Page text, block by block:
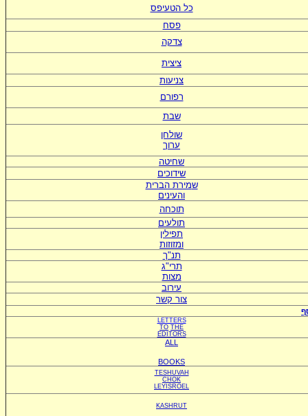
כל הטעיפס
פסח
צדקה
ציצית
צניעות
רפורם
שבת
שולחן
ערוך
שחיטה
שידוכים
שמירת הברית
והעינים
תוכחה
תולעים
תפילין
ומזוזות
תנ"ך
תרי"ג
מצות
עירוב
צור קשר
LETTERS
TO THE
EDITORS
ALL
BOOKS
TESHUVAH
CHOK
LEYISROEL
KASHRUT